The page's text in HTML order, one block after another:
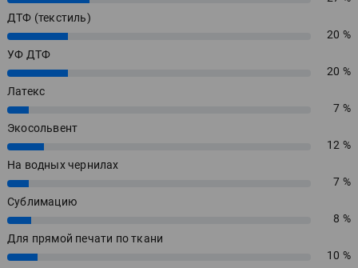
ДТФ (текстиль)
20%
20 %
УФ ДТФ
20%
20 %
Латекс
7%
7 %
Экосольвент
12%
12 %
На водных чернилах
7%
7 %
Сублимацию
8%
8 %
Для прямой печати по ткани
10%
10 %